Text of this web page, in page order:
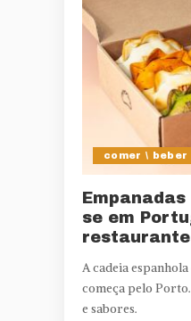
comer \ beber
se em
A cadeia
começa pelo
e sabores.